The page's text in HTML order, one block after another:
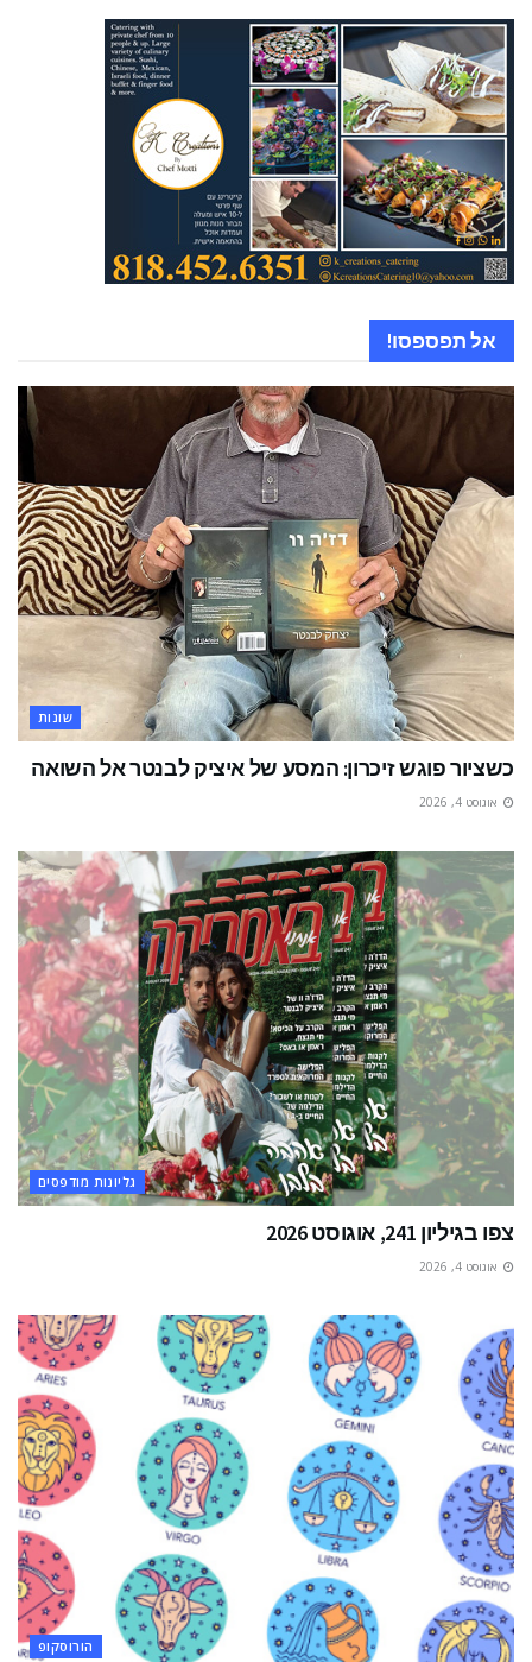
אל תפספסו!
שונות
כשציור פוגש זיכרון: המסע של איציק לבנטר אל השואה
אוגוסט 4, 2026
גליונות מודפסים
צפו בגיליון 241, אוגוסט 2026
אוגוסט 4, 2026
הורוסקופ